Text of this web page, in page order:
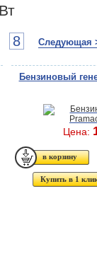
8 Следующая
Бензиновый
Цена:
Купить в 1